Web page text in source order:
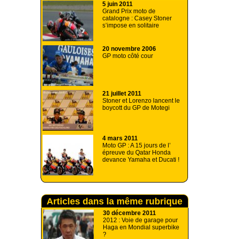
5 juin 2011
Grand Prix moto de
catalogne : Casey Stoner
s’impose en solitaire
20 novembre 2006
GP moto côté cour
21 juillet 2011
Stoner et Lorenzo lancent le
boycott du GP de Motegi
4 mars 2011
Moto GP : A 15 jours de l’
épreuve du Qatar Honda
devance Yamaha et Ducati !
Articles dans la même rubrique
30 décembre 2011
2012 : Voie de garage pour
Haga en Mondial superbike
?